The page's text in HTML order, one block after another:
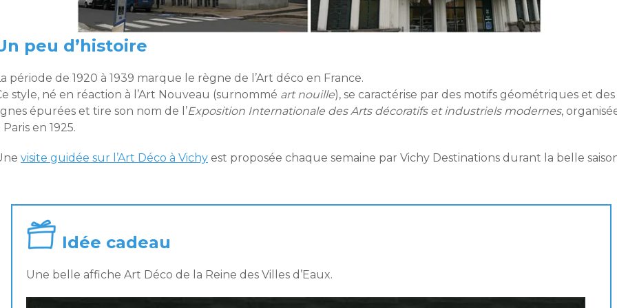
peu d’histoire
période de 1920 à 1939 marque le règne de l’Art déco en France.
style, né en réaction à l’Art Nouveau (surnommé art nouille), se caractérise par des motifs géométriques et des
épurées et tire son nom de l’Exposition Internationale des Arts décoratifs et industriels modernes,
Paris en 1925.
visite guidée sur l’Art Déco à Vichy est proposée chaque semaine par Vichy Destinations durant la belle
Idée cadeau
Une belle affiche Art Déco de la Reine des Villes d’Eaux.